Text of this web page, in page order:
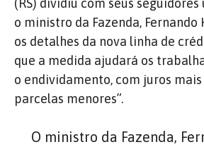
(RS) dividiu com seus
o ministro da Fazenda, Fernando
os detalhes da nova linha de
que a medida ajudará os
o endividamento, com juros
parcelas menores”.
O ministro da Fazenda,